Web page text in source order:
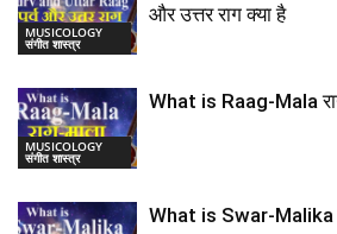
MUSICOLOGY
संगीत शास्त्र
और उत्तर राग क्या है
MUSICOLOGY
संगीत शास्त्र
What is Raag-Mala
What is Swar-Malika